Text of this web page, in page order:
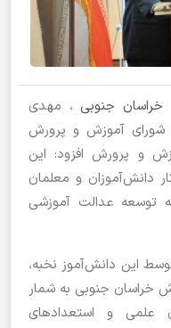
خراسان جنوبی ، مهدی
آموزش و پرورش
و پرورش افزود: این
دانش‌آموزان و معلمان
توسعه عدالت آموزشی
این دانش‌آموز نخبه،
خراسان جنوبی به شمار
علمی و استعدادهای